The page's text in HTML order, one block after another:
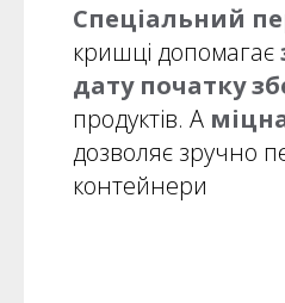
Спеціальний
кришці допомагає
дату початку
продуктів. А
дозволяє зручно
контейнери